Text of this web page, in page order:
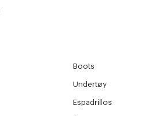
Boots
Undertøy
Espadrillos